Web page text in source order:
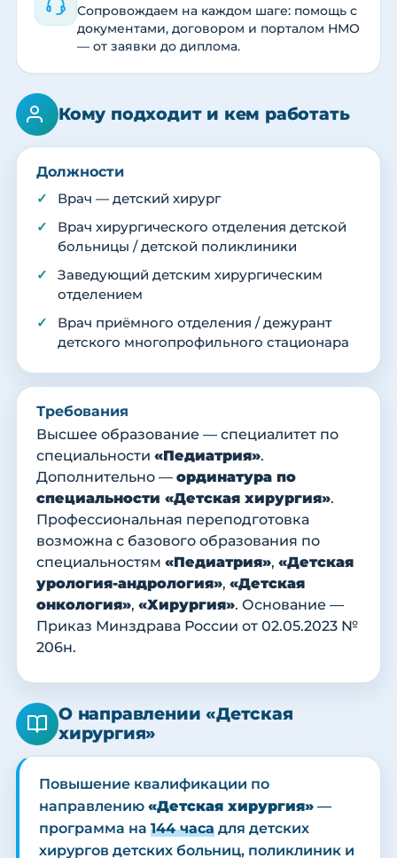
Сопровождаем на каждом шаге: помощь с
документами, договором и порталом НМО
— от заявки до диплома.
Кому подходит и кем работать
Должности
Врач — детский хирург
Врач хирургического отделения детской
больницы / детской поликлиники
Заведующий детским хирургическим
отделением
Врач приёмного отделения / дежурант
детского многопрофильного стационара
Требования
Высшее образование — специалитет по
специальности «Педиатрия».
Дополнительно — ординатура по
специальности «Детская хирургия».
Профессиональная переподготовка
возможна с базового образования по
специальностям «Педиатрия», «Детская
урология-андрология», «Детская
онкология», «Хирургия». Основание —
Приказ Минздрава России от 02.05.2023 №
206н.
О направлении «Детская
хирургия»
Повышение квалификации по
направлению «Детская хирургия» —
программа на 144 часа для детских
хирургов детских больниц, поликлиник и